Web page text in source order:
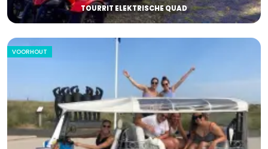
TOURRIT ELEKTRISCHE QUAD
VOORHOUT